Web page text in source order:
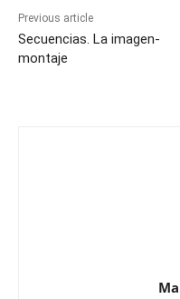
Previous article
Secuencias. La imagen-
montaje